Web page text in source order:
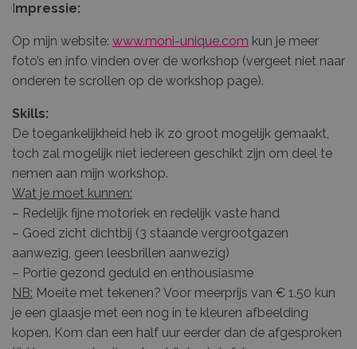
Impressie:
Op mijn website: www.moni-unique.com kun je meer
foto’s en info vinden over de workshop (vergeet niet naar
onderen te scrollen op de workshop page).
Skills:
De toegankelijkheid heb ik zo groot mogelijk gemaakt,
toch zal mogelijk niet iedereen geschikt zijn om deel te
nemen aan mijn workshop.
Wat je moet kunnen:
– Redelijk fijne motoriek en redelijk vaste hand
– Goed zicht dichtbij (3 staande vergrootgazen
aanwezig, geen leesbrillen aanwezig)
– Portie gezond geduld en enthousiasme
NB: Moeite met tekenen? Voor meerprijs van € 1.50 kun
je een glaasje met een nog in te kleuren afbeelding
kopen. Kom dan een half uur eerder dan de afgesproken